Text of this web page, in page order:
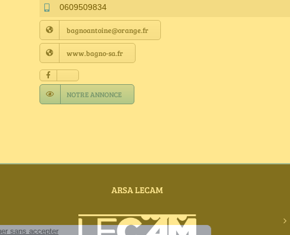
0609509834
bagnoantoine@orange.fr
www.bagno-sa.fr
NOTRE ANNONCE
ARSA LECAM